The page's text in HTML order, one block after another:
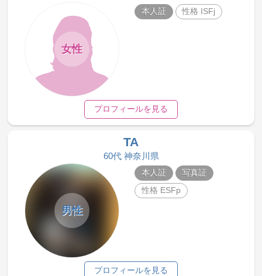
女性
本人証 性格 ISFj
プロフィールを見る
TA
60代 神奈川県
男性
本人証
写真証
性格 ESFp
プロフィールを見る